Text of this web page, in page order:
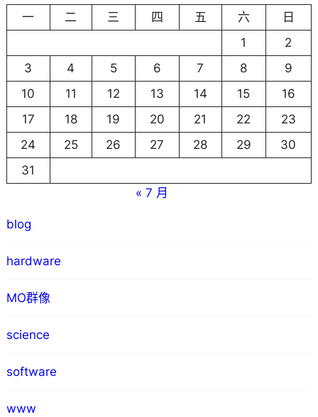
一
二 三 四 五 六
日
1
2
3
4 5 6 7 8
9
10
11 12 13 14 15
16
17
18 19 20 21 22
23
24
25 26 27 28 29
30
31
« 7 月
blog
hardware
MO群像
science
software
www